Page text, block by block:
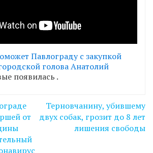
Павлограду с закупкой
голова Анатолий
появилась .
от
Терновчанину, убившему
двух собак, грозит до 8 лет
лишения свободы